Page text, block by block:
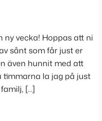
ny vecka! Hoppas att ni
sånt som får just er
även hunnit med att
timmarna la jag på just
[…]